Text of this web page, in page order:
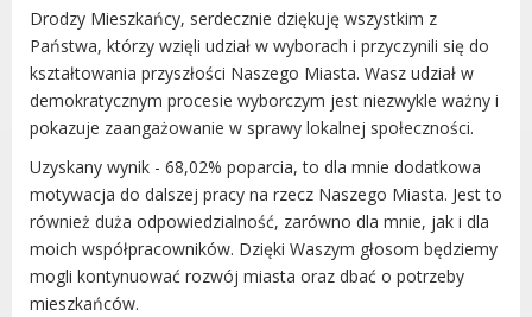
Plaża Miejska przy ul. Rzecznej w
Luboniu
RADA MIASTA LUBOŃ
Portal Mieszkańca. Aktualne informacje
Radni Rady Miasta Luboń
Sesja Rady Miasta
Drodzy Mieszkańcy, serdecznie dziękuję wszystkim z
Państwa, którzy wzięli udział w wyborach i przyczynili się do
kształtowania przyszłości Naszego Miasta. Wasz udział w
demokratycznym procesie wyborczym jest niezwykle ważny i
pokazuje zaangażowanie w sprawy lokalnej społeczności.
Uzyskany wynik - 68,02% poparcia, to dla mnie dodatkowa
motywacja do dalszej pracy na rzecz Naszego Miasta. Jest to
również duża odpowiedzialność, zarówno dla mnie, jak i dla
moich współpracowników. Dzięki Waszym głosom będziemy
mogli kontynuować rozwój miasta oraz dbać o potrzeby
mieszkańców.